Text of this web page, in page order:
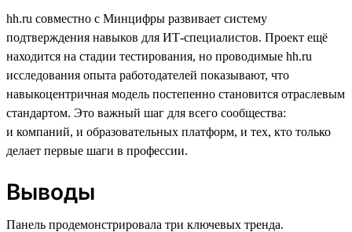
hh.ru совместно с Минцифры развивает систему
подтверждения навыков для ИТ-специалистов. Проект ещё
находится на стадии тестирования, но проводимые hh.ru
исследования опыта работодателей показывают, что
навыкоцентричная модель постепенно становится отраслевым
стандартом. Это важный шаг для всего сообщества:
и компаний, и образовательных платформ, и тех, кто только
делает первые шаги в профессии.
Выводы
Панель продемонстрировала три ключевых тренда.